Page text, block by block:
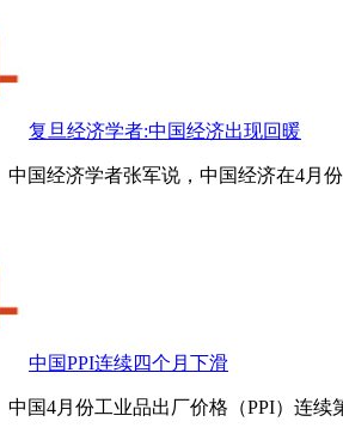
复旦经济学者:中国经济出现回暖
中国经济学者张军说，中国经济在4
中国PPI连续四个月下滑
中国4月份工业品出厂价格（PPI）连